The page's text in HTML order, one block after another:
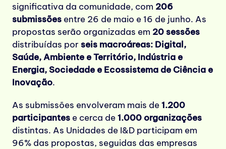
significativa da comunidade, com 206
submissões entre 26 de maio e 16 de junho. As
propostas serão organizadas em 20 sessões
distribuídas por seis macroáreas: Digital,
Saúde, Ambiente e Território, Indústria e
Energia, Sociedade e Ecossistema de Ciência e
Inovação.
As submissões envolveram mais de1.200
participantes e cerca de1.000 organizações
distintas. As Unidades de I&D participam em
96% das propostas, seguidas das empresas